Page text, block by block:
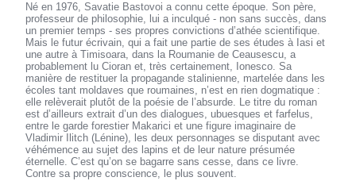
Né en 1976, Savatie Bastovoi a connu cette époque. Son père,
professeur de philosophie, lui a inculqué - non sans succès, dans
un premier temps - ses propres convictions d’athée scientifique.
Mais le futur écrivain, qui a fait une partie de ses études à Iasi et
une autre à Timisoara, dans la Roumanie de Ceausescu, a
probablement lu Cioran et, très certainement, Ionesco. Sa
manière de restituer la propagande stalinienne, martelée dans les
écoles tant moldaves que roumaines, n’est en rien dogmatique :
elle relèverait plutôt de la poésie de l’absurde. Le titre du roman
est d’ailleurs extrait d’un des dialogues, ubuesques et farfelus,
entre le garde forestier Makarici et une figure imaginaire de
Vladimir Ilitch (Lénine), les deux personnages se disputant avec
véhémence au sujet des lapins et de leur nature présumée
éternelle. C’est qu’on se bagarre sans cesse, dans ce livre.
Contre sa propre conscience, le plus souvent.